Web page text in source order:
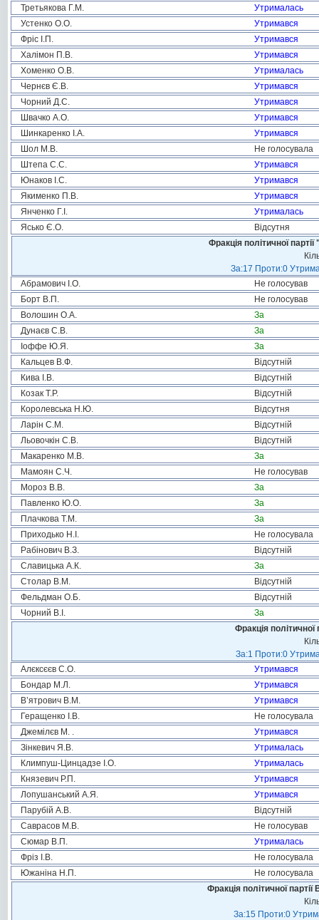
Третьякова Г.М.
Утрималась
Устенко О.О.
Утримався
Фріс І.П.
Утримався
Халімон П.В.
Утримався
Хоменко О.В.
Утрималась
Чернєв Є.В.
Утримався
Чорний Д.С.
Утримався
Швачко А.О.
Утримався
Шинкаренко І.А.
Утримався
Шол М.В.
Не голосувала
Штепа С.С.
Утримався
Юнаков І.С.
Утримався
Якименко П.В.
Утримався
Янченко Г.І.
Утрималась
Ясько Є.О.
Відсутня
Фракція політичної
За:17 Проти:0
Абрамович І.О.
Не голосував
Борт В.П.
Не голосував
Волошин О.А.
За
Дунаєв С.В.
За
Іоффе Ю.Я.
За
Кальцев В.Ф.
Відсутній
Кива І.В.
Відсутній
Козак Т.Р.
Відсутній
Королевська Н.Ю.
Відсутня
Ларін С.М.
Відсутній
Льовочкін С.В.
Відсутній
Макаренко М.В.
За
Мамоян С.Ч.
Не голосував
Мороз В.В.
За
Павленко Ю.О.
За
Плачкова Т.М.
За
Приходько Н.І.
Не голосувала
Рабінович В.З.
Відсутній
Славицька А.К.
За
Столар В.М.
Відсутній
Фельдман О.Б.
Відсутній
Чорний В.І.
За
Фракція
За:1 Проти:0
Алєксєєв С.О.
Утримався
Бондар М.Л.
Утримався
В’ятрович В.М.
Утримався
Геращенко І.В.
Не голосувала
Джемілєв М. .
Утримався
Зінкевич Я.В.
Утрималась
Климпуш-Цинцадзе І.О.
Утрималась
Князевич Р.П.
Утримався
Лопушанський А.Я.
Утримався
Парубій А.В.
Відсутній
Саврасов М.В.
Не голосував
Сюмар В.П.
Утрималась
Фріз І.В.
Не голосувала
Южаніна Н.П.
Не голосувала
Фракція політичної
За:15 Проти:0